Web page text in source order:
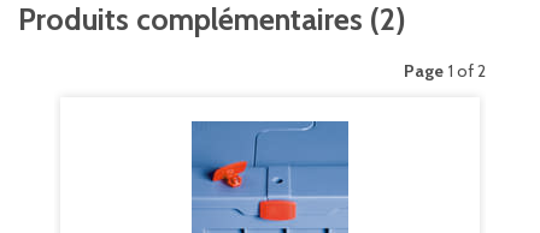
Volume
Produits complémentaires (2)
Page 1 of 2